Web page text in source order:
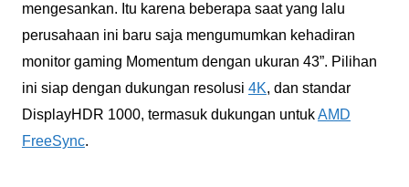
mengesankan. Itu karena beberapa saat yang lalu
perusahaan ini baru saja mengumumkan kehadiran
monitor gaming Momentum dengan ukuran 43”. Pilihan
ini siap dengan dukungan resolusi 4K, dan standar
DisplayHDR 1000, termasuk dukungan untukAMD
FreeSync.